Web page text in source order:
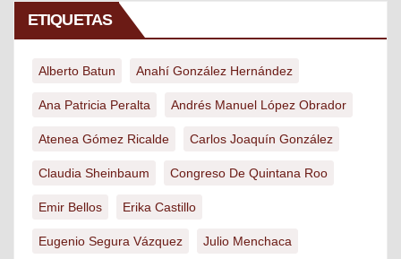
ETIQUETAS
Alberto Batun Anahí González Hernández
Ana Patricia Peralta Andrés Manuel López Obrador
Atenea Gómez Ricalde Carlos Joaquín González
Claudia Sheinbaum Congreso De Quintana Roo
Emir Bellos Erika Castillo
Eugenio Segura Vázquez Julio Menchaca